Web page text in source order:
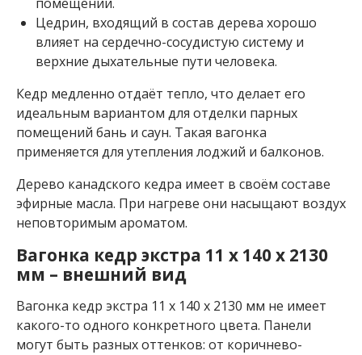
к
и
й
к
д
р
В
а
о
к
а
и
п
В
а
г
Цедрин, входящий в состав дерева хорошо
влияет на сердечно-сосудистую систему и
верхние дыхательные пути человека.
Кедр медленно отдаёт тепло, что делает его
идеальным вариантом для отделки парных
помещений бань и саун. Такая вагонка
применяется для утепления лоджий и балконов.
Дерево канадского кедра имеет в своём составе
эфирные масла. При нагреве они насыщают воздух
неповторимым ароматом.
Вагонка кедр экстра 11 x 140 x 2130
мм – внешний вид
Вагонка кедр экстра 11 x 140 x 2130 мм не имеет
какого-то одного конкретного цвета. Панели
могут быть разных оттенков: от коричнево-